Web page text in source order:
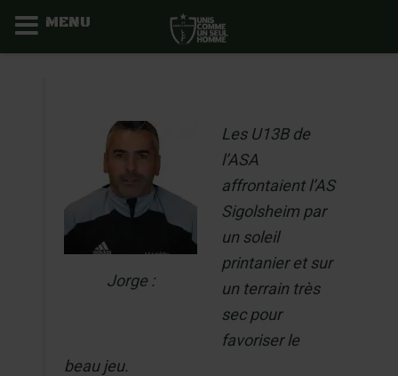
Jorge :
Les U13B de
l’ASA
affrontaient l’AS
Sigolsheim par
un soleil
printanier et sur
un terrain très
sec pour
favoriser le
beau jeu.
MENU